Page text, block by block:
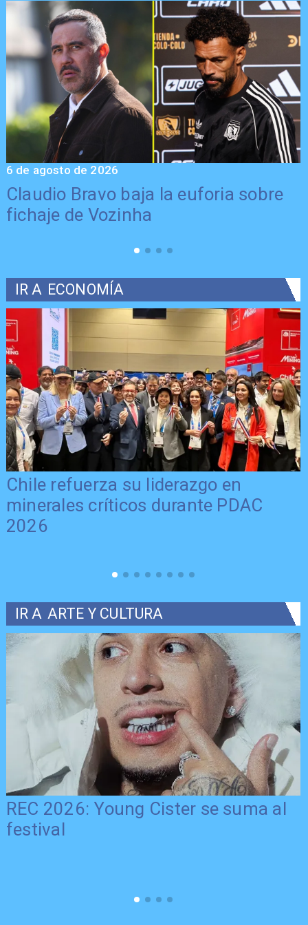
Claudio Bravo baja la euforia sobre
fichaje de Vozinha
6 de agosto de 2026
IR A ECONOMÍA
Chile refuerza su liderazgo en
minerales críticos durante PDAC
2026
IR A ARTE Y CULTURA
REC 2026: Young Cister se suma al
festival